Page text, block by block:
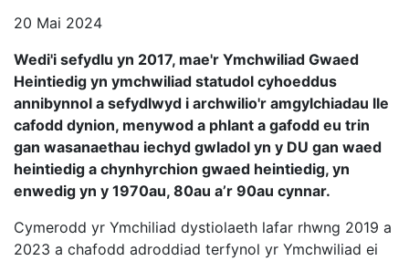
20 Mai 2024
Wedi'i sefydlu yn 2017, mae'r Ymchwiliad Gwaed
Heintiedig yn ymchwiliad statudol cyhoeddus
annibynnol a sefydlwyd i archwilio'r amgylchiadau lle
cafodd dynion, menywod a phlant a gafodd eu trin
gan wasanaethau iechyd gwladol yn y DU gan waed
heintiedig a chynhyrchion gwaed heintiedig, yn
enwedig yn y 1970au, 80au a’r 90au cynnar.
Cymerodd yr Ymchiliad dystiolaeth lafar rhwng 2019 a
2023 a chafodd adroddiad terfynol yr Ymchwiliad ei